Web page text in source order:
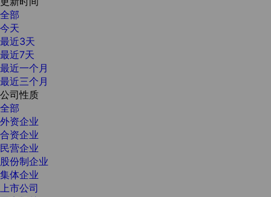
全部
今天
最近3天
最近7天
最近一个月
最近三个月
公司性质
全部
外资企业
合资企业
民营企业
股份制企业
集体企业
上市公司